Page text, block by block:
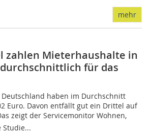
mehr
zahlen Mieterhaushalte in
für das
haben im Durchschnitt
Euro. Davon entfällt gut ein Drittel auf
zeigt der Servicemonitor Wohnen,
Studie...